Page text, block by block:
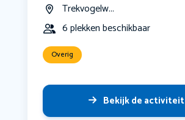
Trekvogelw...
6 plekken beschikbaar
Overig
Bekijk de activiteit